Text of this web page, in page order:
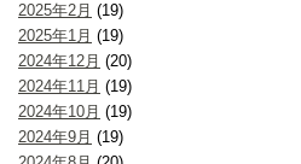
2025年2月 (19)
2025年1月 (19)
2024年12月 (20)
2024年11月 (19)
2024年10月 (19)
2024年9月 (19)